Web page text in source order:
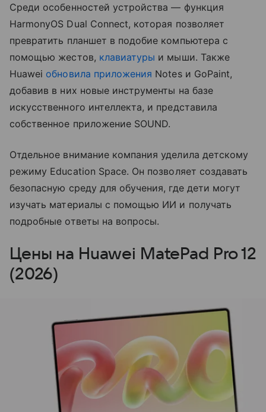
Среди особенностей устройства — функция
HarmonyOS Dual Connect, которая позволяет
превратить планшет в подобие компьютера с
помощью жестов, клавиатуры и мыши. Также
Huawei обновила приложения Notes и GoPaint,
добавив в них новые инструменты на базе
искусственного интеллекта, и представила
собственное приложение SOUND.
Отдельное внимание компания уделила детскому
режиму Education Space. Он позволяет создавать
безопасную среду для обучения, где дети могут
изучать материалы с помощью ИИ и получать
подробные ответы на вопросы.
Цены на Huawei MatePad Pro 12
(2026)